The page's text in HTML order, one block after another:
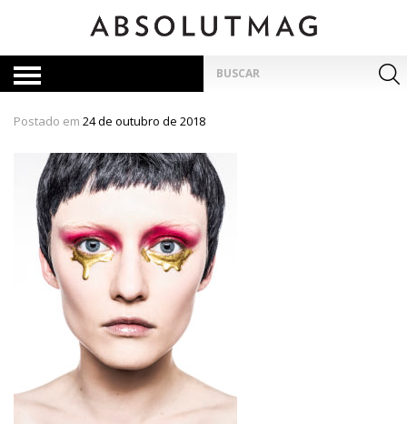
por:
Postado em 24 de outubro de 2018